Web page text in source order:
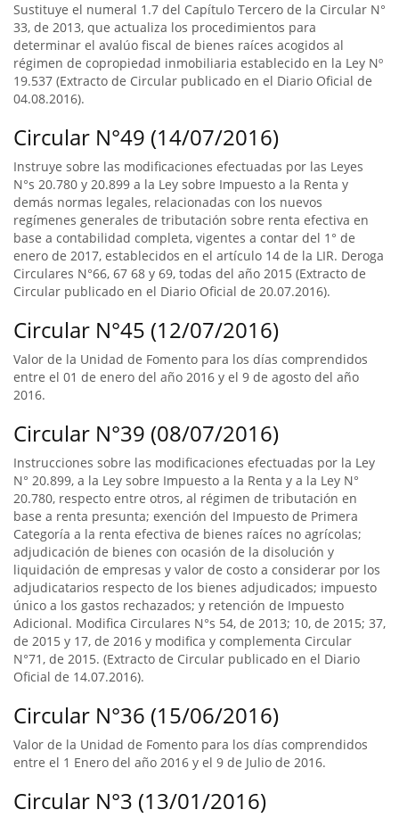
Sustituye el numeral 1.7 del Capítulo Tercero de la Circular N°
33, de 2013, que actualiza los procedimientos para
determinar el avalúo fiscal de bienes raíces acogidos al
régimen de copropiedad inmobiliaria establecido en la Ley Nº
19.537 (Extracto de Circular publicado en el Diario Oficial de
04.08.2016).
Circular N°49 (14/07/2016)
Instruye sobre las modificaciones efectuadas por las Leyes
N°s 20.780 y 20.899 a la Ley sobre Impuesto a la Renta y
demás normas legales, relacionadas con los nuevos
regímenes generales de tributación sobre renta efectiva en
base a contabilidad completa, vigentes a contar del 1° de
enero de 2017, establecidos en el artículo 14 de la LIR. Deroga
Circulares N°66, 67 68 y 69, todas del año 2015 (Extracto de
Circular publicado en el Diario Oficial de 20.07.2016).
Circular N°45 (12/07/2016)
Valor de la Unidad de Fomento para los días comprendidos
entre el 01 de enero del año 2016 y el 9 de agosto del año
2016.
Circular N°39 (08/07/2016)
Instrucciones sobre las modificaciones efectuadas por la Ley
N° 20.899, a la Ley sobre Impuesto a la Renta y a la Ley N°
20.780, respecto entre otros, al régimen de tributación en
base a renta presunta; exención del Impuesto de Primera
Categoría a la renta efectiva de bienes raíces no agrícolas;
adjudicación de bienes con ocasión de la disolución y
liquidación de empresas y valor de costo a considerar por los
adjudicatarios respecto de los bienes adjudicados; impuesto
único a los gastos rechazados; y retención de Impuesto
Adicional. Modifica Circulares N°s 54, de 2013; 10, de 2015; 37,
de 2015 y 17, de 2016 y modifica y complementa Circular
N°71, de 2015. (Extracto de Circular publicado en el Diario
Oficial de 14.07.2016).
Circular N°36 (15/06/2016)
Valor de la Unidad de Fomento para los días comprendidos
entre el 1 Enero del año 2016 y el 9 de Julio de 2016.
Circular N°3 (13/01/2016)